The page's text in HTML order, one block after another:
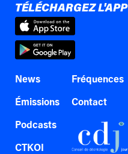
TÉLÉCHARGEZ L'APP
News
Émissions
Podcasts
CTKOI
Fréquences
Contact